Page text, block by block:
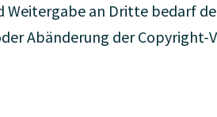
an Dritte bedarf
Abänderung der Copyright-